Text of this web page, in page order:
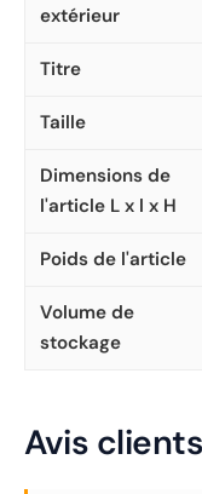
extérieur
Titre
Taille
Dimensions de
l'article L x l x H
Poids de l'article
Volume de
stockage
Avis